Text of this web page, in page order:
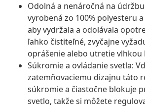
Odolná a nenáročná na
vyrobená zo 100% polyesteru
aby vydržala a odolávala
ľahko čistiteľné, zvyčajne
oprášenie alebo utretie vlhkou
Súkromie a ovládanie svetla:
zatemňovaciemu dizajnu táto
súkromie a čiastočne blokuje
svetlo, takže si môžete